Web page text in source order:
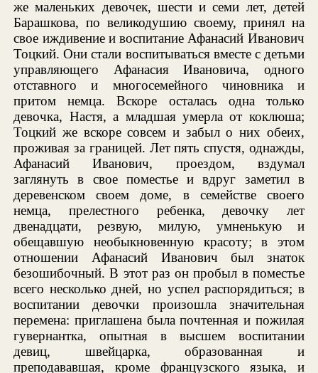
же маленьких девочек, шести и семи лет, детей
Барашкова, по великодушию своему, принял на
свое иждивение и воспитание Афанасий Иванович
Тоцкий. Они стали воспитываться вместе с детьми
управляющего Афанасия Ивановича, одного
отставного и многосемейного чиновника и
притом немца. Вскоре осталась одна только
девочка, Настя, а младшая умерла от коклюша;
Тоцкий же вскоре совсем и забыл о них обеих,
проживая за границей. Лет пять спустя, однажды,
Афанасий Иванович, проездом, вздумал
заглянуть в свое поместье и вдруг заметил в
деревенском своем доме, в семействе своего
немца, прелестного ребенка, девочку лет
двенадцати, резвую, милую, умненькую и
обещавшую необыкновенную красоту; в этом
отношении Афанасий Иванович был знаток
безошибочный. В этот раз он пробыл в поместье
всего несколько дней, но успел распорядиться; в
воспитании девочки произошла значительная
перемена: приглашена была почтенная и пожилая
гувернантка, опытная в высшем воспитании
девиц, швейцарка, образованная и
преподававшая, кроме французского языка, и